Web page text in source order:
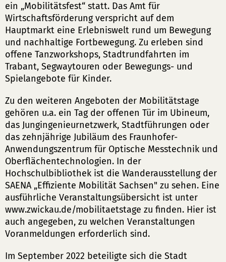
ein „Mobilitätsfest“ statt. Das Amt für
Wirtschaftsförderung verspricht auf dem
Hauptmarkt eine Erlebniswelt rund um Bewegung
und nachhaltige Fortbewegung. Zu erleben sind
offene Tanzworkshops, Stadtrundfahrten im
Trabant, Segwaytouren oder Bewegungs- und
Spielangebote für Kinder.
Zu den weiteren Angeboten der Mobilitätstage
gehören u.a. ein Tag der offenen Tür im Ubineum,
das Jungingenieurnetzwerk, Stadtführungen oder
das zehnjährige Jubiläum des Fraunhofer-
Anwendungszentrum für Optische Messtechnik und
Oberflächentechnologien. In der
Hochschulbibliothek ist die Wanderausstellung der
SAENA „Effiziente Mobilität Sachsen" zu sehen. Eine
ausführliche Veranstaltungsübersicht ist unter
www.zwickau.de/mobilitaetstage zu finden. Hier ist
auch angegeben, zu welchen Veranstaltungen
Voranmeldungen erforderlich sind.
Im September 2022 beteiligte sich die Stadt